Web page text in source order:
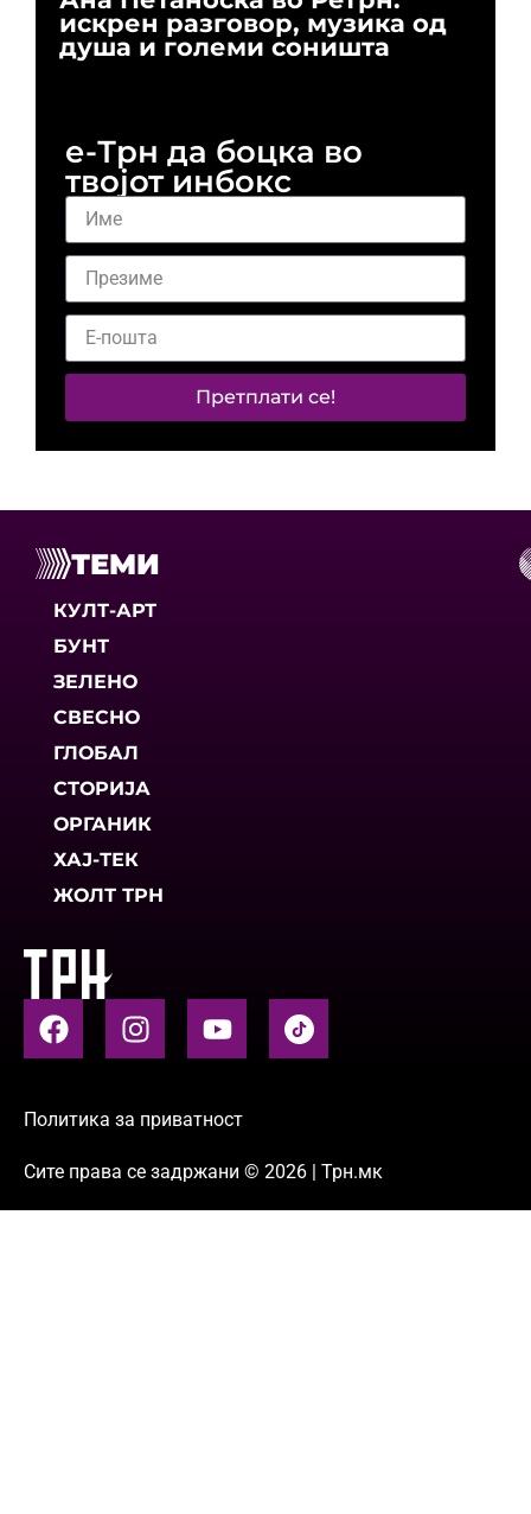
искрен разговор, музика од
душа и големи соништа
е-Трн да боцка во
твојот инбокс
Претплати се!
ТЕМИ
КУЛТ-АРТ
БУНТ
ЗЕЛЕНО
СВЕСНО
ГЛОБАЛ
СТОРИЈА
ОРГАНИК
ХАЈ-ТЕК
ЖОЛТ ТРН
Политика за приватност
Сите права се задржани © 2026 | Трн.мк